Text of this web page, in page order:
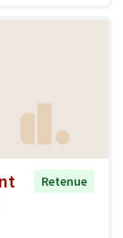
Retenue